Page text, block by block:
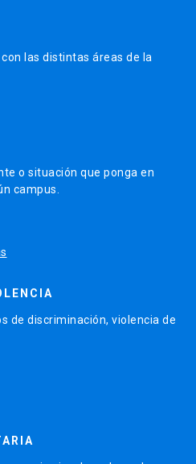
las distintas áreas de la
o situación que ponga en
campus.
de discriminación, violencia de